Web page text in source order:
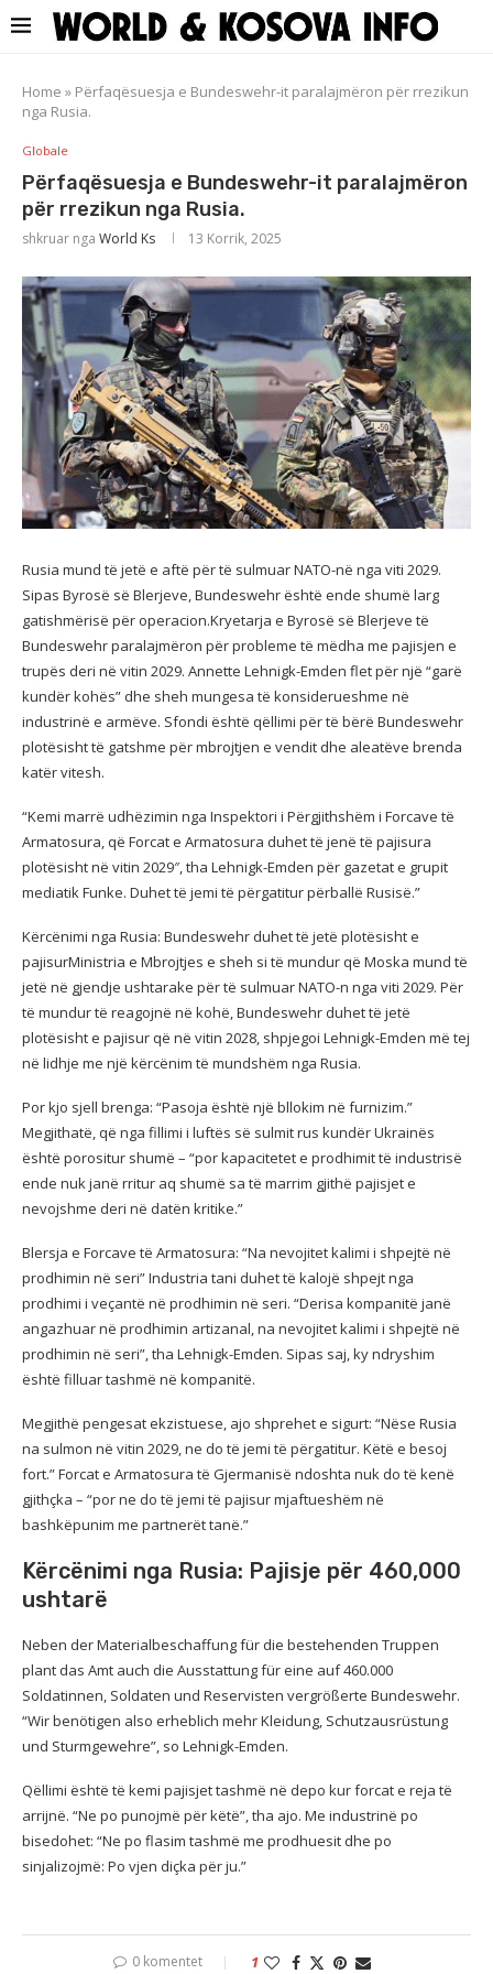
Home » Përfaqësuesja e Bundeswehr-it paralajmëron për rrezikun
nga Rusia.
Globale
Përfaqësuesja e Bundeswehr-it paralajmëron
për rrezikun nga Rusia.
shkruar nga World Ks 13 Korrik, 2025
Rusia mund të jetë e aftë për të sulmuar NATO-në nga viti 2029.
Sipas Byrosë së Blerjeve, Bundeswehr është ende shumë larg
gatishmërisë për operacion.Kryetarja e Byrosë së Blerjeve të
Bundeswehr paralajmëron për probleme të mëdha me pajisjen e
trupës deri në vitin 2029. Annette Lehnigk-Emden flet për një “garë
kundër kohës” dhe sheh mungesa të konsiderueshme në
industrinë e armëve. Sfondi është qëllimi për të bërë Bundeswehr
plotësisht të gatshme për mbrojtjen e vendit dhe aleatëve brenda
katër vitesh.
“Kemi marrë udhëzimin nga Inspektori i Përgjithshëm i Forcave të
Armatosura, që Forcat e Armatosura duhet të jenë të pajisura
plotësisht në vitin 2029″, tha Lehnigk-Emden për gazetat e grupit
mediatik Funke. Duhet të jemi të përgatitur përballë Rusisë.”
Kërcënimi nga Rusia: Bundeswehr duhet të jetë plotësisht e
pajisurMinistria e Mbrojtjes e sheh si të mundur që Moska mund të
jetë në gjendje ushtarake për të sulmuar NATO-n nga viti 2029. Për
të mundur të reagojnë në kohë, Bundeswehr duhet të jetë
plotësisht e pajisur që në vitin 2028, shpjegoi Lehnigk-Emden më tej
në lidhje me një kërcënim të mundshëm nga Rusia.
Por kjo sjell brenga: “Pasoja është një bllokim në furnizim.”
Megjithatë, që nga fillimi i luftës së sulmit rus kundër Ukrainës
është porositur shumë – “por kapacitetet e prodhimit të industrisë
ende nuk janë rritur aq shumë sa të marrim gjithë pajisjet e
nevojshme deri në datën kritike.”
Blersja e Forcave të Armatosura: “Na nevojitet kalimi i shpejtë në
prodhimin në seri” Industria tani duhet të kalojë shpejt nga
prodhimi i veçantë në prodhimin në seri. “Derisa kompanitë janë
angazhuar në prodhimin artizanal, na nevojitet kalimi i shpejtë në
prodhimin në seri”, tha Lehnigk-Emden. Sipas saj, ky ndryshim
është filluar tashmë në kompanitë.
Megjithë pengesat ekzistuese, ajo shprehet e sigurt: “Nëse Rusia
na sulmon në vitin 2029, ne do të jemi të përgatitur. Këtë e besoj
fort.” Forcat e Armatosura të Gjermanisë ndoshta nuk do të kenë
gjithçka – “por ne do të jemi të pajisur mjaftueshëm në
bashkëpunim me partnerët tanë.”
Kërcënimi nga Rusia: Pajisje për 460,000
ushtarë
Neben der Materialbeschaffung für die bestehenden Truppen
plant das Amt auch die Ausstattung für eine auf 460.000
Soldatinnen, Soldaten und Reservisten vergrößerte Bundeswehr.
“Wir benötigen also erheblich mehr Kleidung, Schutzausrüstung
und Sturmgewehre”, so Lehnigk-Emden.
Qëllimi është të kemi pajisjet tashmë në depo kur forcat e reja të
arrijnë. “Ne po punojmë për këtë”, tha ajo. Me industrinë po
bisedohet: “Ne po flasim tashmë me prodhuesit dhe po
sinjalizojmë: Po vjen diçka për ju.”
0 komentet 1